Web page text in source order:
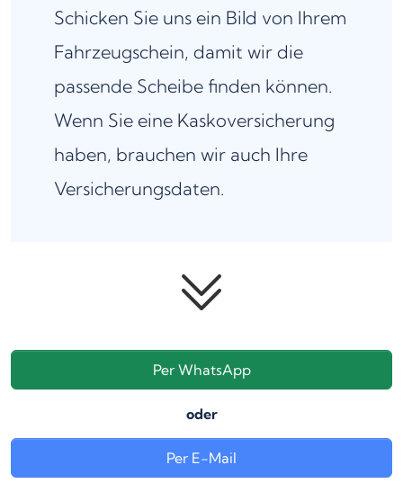
Schicken Sie uns ein Bild von Ihrem
Fahrzeugschein, damit wir die
passende Scheibe finden können.
Wenn Sie eine Kaskoversicherung
haben, brauchen wir auch Ihre
Versicherungsdaten.
Per WhatsApp
oder
Per E-Mail